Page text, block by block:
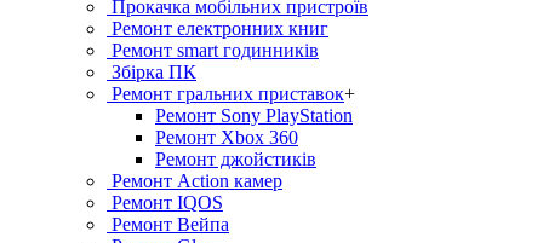
Прокачка мобільних пристроїв
Ремонт електронних книг
Ремонт smart годинників
Збірка ПК
Ремонт гральних приставок+
Ремонт Sony PlayStation
Ремонт Xbox 360
Ремонт джойстиків
Ремонт Action камер
Ремонт IQOS
Ремонт Вейпа